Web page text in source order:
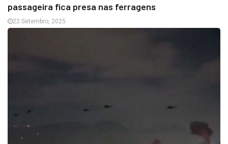
passageira fica presa nas ferragens
22 Setembro, 2025